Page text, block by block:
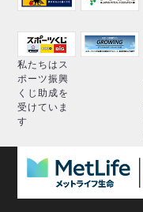
私たちはス
ポーツ振興
くじ助成を
受けていま
す